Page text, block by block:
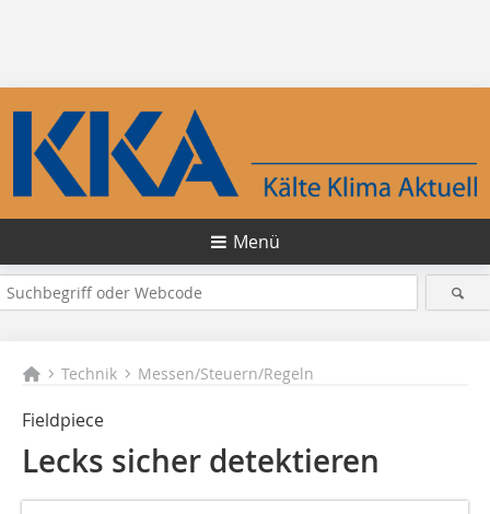
Menü
Technik Messen/Steuern/Regeln
Fieldpiece
Lecks sicher detektieren